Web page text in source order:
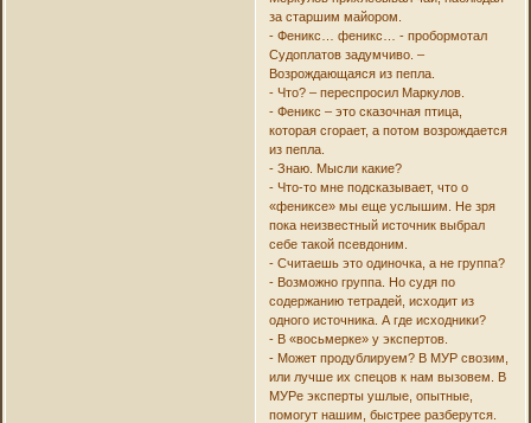
за старшим майором.
- Феникс… феникс… - пробормотал
Судоплатов задумчиво. –
Возрождающаяся из пепла.
- Что? – переспросил Маркулов.
- Феникс – это сказочная птица,
которая сгорает, а потом возрождается
из пепла.
- Знаю. Мысли какие?
- Что-то мне подсказывает, что о
«фениксе» мы еще услышим. Не зря
пока неизвестный источник выбрал
себе такой псевдоним.
- Считаешь это одиночка, а не группа?
- Возможно группа. Но судя по
содержанию тетрадей, исходит из
одного источника. А где исходники?
- В «восьмерке» у экспертов.
- Может продублируем? В МУР свозим,
или лучше их спецов к нам вызовем. В
МУРе эксперты ушлые, опытные,
помогут нашим, быстрее разберутся.